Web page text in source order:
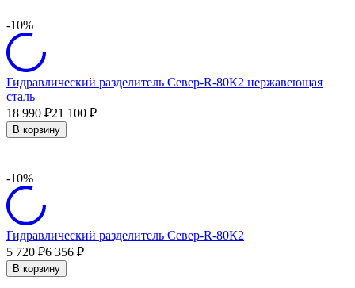
-10%
Гидравлический разделитель Север-R-80К2 нержавеющая
сталь
18 990 ₽21 100 ₽
В корзину
-10%
Гидравлический разделитель Север-R-80К2
5 720 ₽6 356 ₽
В корзину